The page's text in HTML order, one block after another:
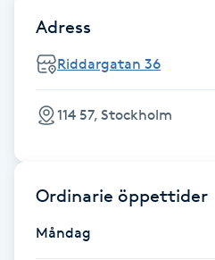
Fotsvamp
Fotvård
Fransar
Fransborttagning
Adress
Riddargatan 36
114 57, Stockholm
Ordinarie öppettider
Måndag